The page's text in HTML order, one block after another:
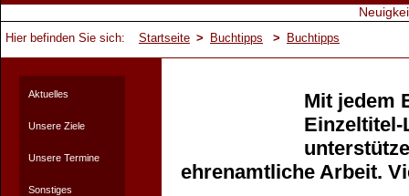
Hier befinden Sie sich: Startseite > Buchtipps > Buchtipps
Aktuelles
Unsere Ziele
Unsere Termine
Sonstiges
Mit jedem
ehrenamtliche Arbeit.